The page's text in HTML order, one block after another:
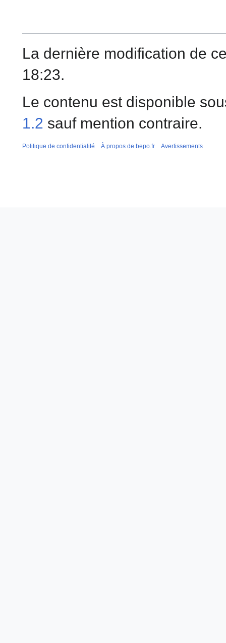
La dernière modification de
18:23.
Le contenu est disponible
1.2 sauf mention contraire.
Politique de confidentialité À propos de bepo.fr Avertissements